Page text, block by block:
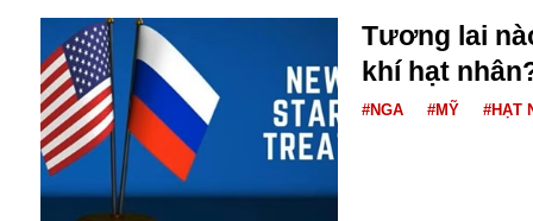
Tương lai
khí hạt
#NGA #MỸ #HẠT